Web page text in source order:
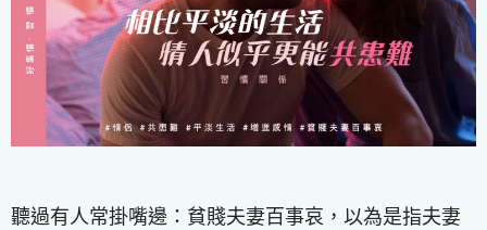
聽過有人常掛嘴邊：貧賤夫妻百事哀，以為是指夫妻